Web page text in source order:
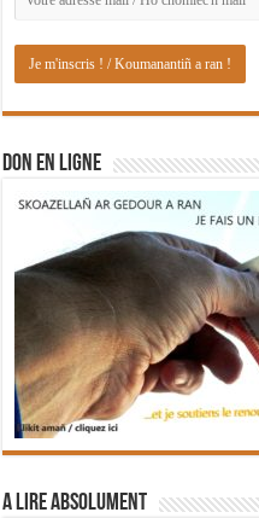
DON EN LIGNE
A lire absolument